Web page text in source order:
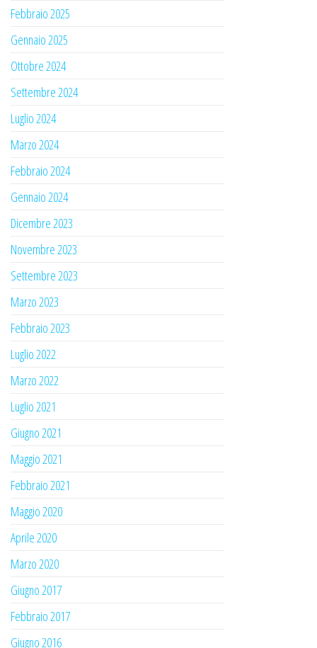
Febbraio 2025
Gennaio 2025
Ottobre 2024
Settembre 2024
Luglio 2024
Marzo 2024
Febbraio 2024
Gennaio 2024
Dicembre 2023
Novembre 2023
Settembre 2023
Marzo 2023
Febbraio 2023
Luglio 2022
Marzo 2022
Luglio 2021
Giugno 2021
Maggio 2021
Febbraio 2021
Maggio 2020
Aprile 2020
Marzo 2020
Giugno 2017
Febbraio 2017
Giugno 2016